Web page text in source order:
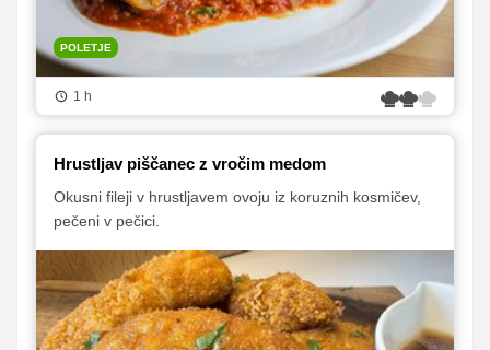
POLETJE
1 h
Hrustljav piščanec z vročim medom
Okusni fileji v hrustljavem ovoju iz koruznih kosmičev,
pečeni v pečici.